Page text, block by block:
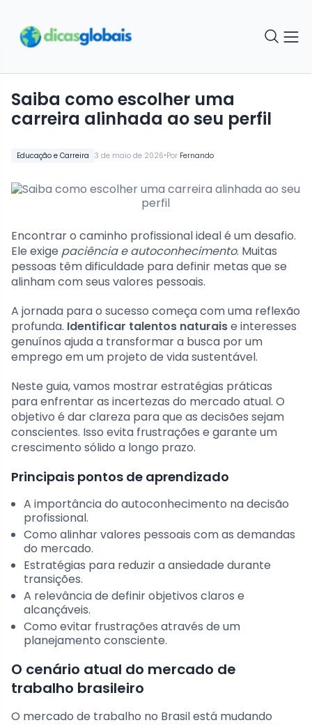
Educação e Carreira 3 de maio de 2026•Por Fernando
Saiba como escolher uma
carreira alinhada ao seu perfil
Encontrar o caminho profissional ideal é um desafio.
Ele exige paciência e autoconhecimento. Muitas
pessoas têm dificuldade para definir metas que se
alinham com seus valores pessoais.
A jornada para o sucesso começa com uma reflexão
profunda. Identificar talentos naturaise interesses
genuínos ajuda a transformar a busca por um
emprego em um projeto de vida sustentável.
Neste guia, vamos mostrar estratégias práticas
para enfrentar as incertezas do mercado atual. O
objetivo é dar clareza para que as decisões sejam
conscientes. Isso evita frustrações e garante um
crescimento sólido a longo prazo.
Principais pontos de aprendizado
A importância do autoconhecimento na decisão
profissional.
Como alinhar valores pessoais com as demandas
do mercado.
Estratégias para reduzir a ansiedade durante
transições.
A relevância de definir objetivos claros e
alcançáveis.
Como evitar frustrações através de um
planejamento consciente.
O cenário atual do mercado de
trabalho brasileiro
O mercado de trabalho no Brasil está mudando